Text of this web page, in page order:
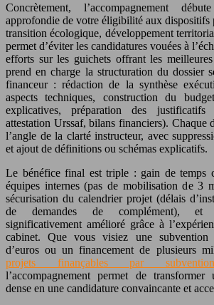
Concrètement, l’accompagnement
approfondie de votre éligibilité aux dispositifs
transition écologique, développement
permet d’éviter les candidatures vouées à
efforts sur les guichets offrant les
prend en charge la structuration du dossier
financeur : rédaction de la synthèse
aspects techniques, construction du
explicatives, préparation des justificatifs
attestation Urssaf, bilans financiers). Chaque
l’angle de la clarté instructeur, avec
et ajout de définitions ou schémas explicatifs.
Le bénéfice final est triple : gain de temps
équipes internes (pas de mobilisation de 3
sécurisation du calendrier projet (délais
de demandes de complément), et
significativement amélioré grâce à
cabinet. Que vous visiez une subvention
d’euros ou un financement de plusieurs
projets finançables par subvention
l’accompagnement permet de
dense en une candidature convaincante et